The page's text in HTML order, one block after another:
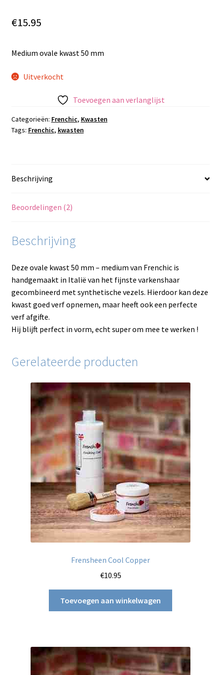
€15.95
Medium ovale kwast 50 mm
Uitverkocht
Toevoegen aan verlanglijst
Categorieën: Frenchic, Kwasten
Tags: Frenchic, kwasten
Beschrijving
Beoordelingen (2)
Beschrijving
Deze ovale kwast 50 mm – medium van Frenchic is
handgemaakt in Italië van het fijnste varkenshaar
gecombineerd met synthetische vezels. Hierdoor kan deze
kwast goed verf opnemen, maar heeft ook een perfecte
verf afgifte.
Hij blijft perfect in vorm, echt super om mee te werken !
Gerelateerde producten
Frensheen Cool Copper
€10.95
Toevoegen aan winkelwagen